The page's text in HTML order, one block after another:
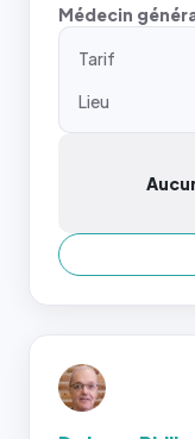
Médecin
Tarif
Lieu